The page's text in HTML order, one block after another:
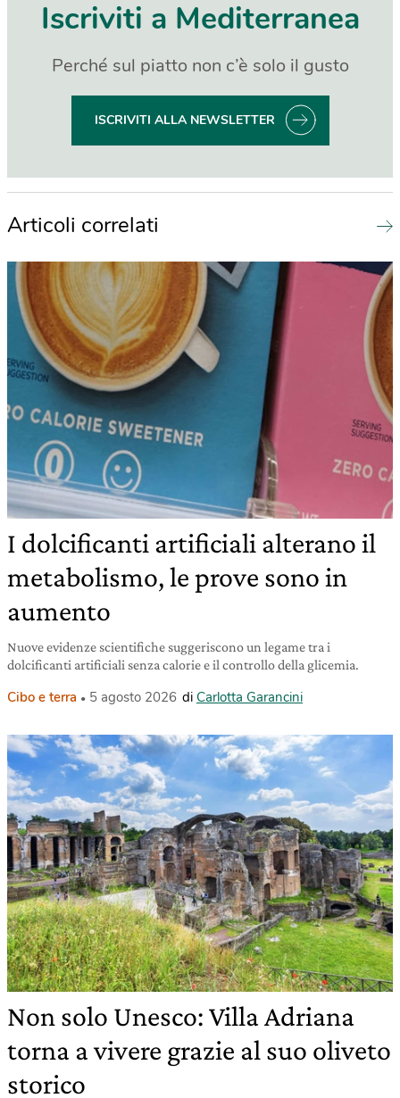
Iscriviti a Mediterranea
Perché sul piatto non c’è solo il gusto
ISCRIVITI ALLA NEWSLETTER
Articoli correlati
I dolcificanti artificiali alterano il
metabolismo, le prove sono in
aumento
Nuove evidenze scientifiche suggeriscono un legame tra i
dolcificanti artificiali senza calorie e il controllo della glicemia.
Cibo e terra 5 agosto 2026 di Carlotta Garancini
Non solo Unesco: Villa Adriana
torna a vivere grazie al suo oliveto
storico